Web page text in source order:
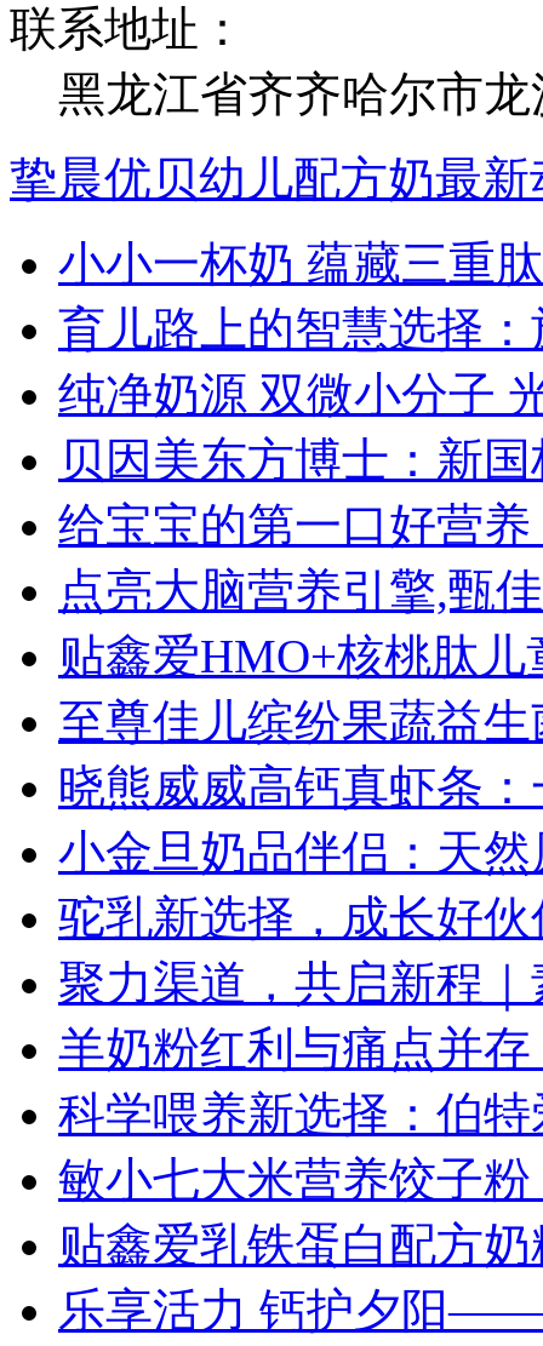
联系地址：
黑龙江省齐齐哈尔市
挚晨优贝幼儿配方奶最新
小小一杯奶 蕴藏三重
育儿路上的智慧选择
纯净奶源 双微小分子
贝因美东方博士：新
给宝宝的第一口好营
点亮大脑营养引擎,甄
贴鑫爱HMO+核桃肽
至尊佳儿缤纷果蔬益
晓熊威威高钙真虾条
小金旦奶品伴侣：天
驼乳新选择，成长好
聚力渠道，共启新程
羊奶粉红利与痛点并
科学喂养新选择：伯
敏小七大米营养饺子
贴鑫爱乳铁蛋白配方
乐享活力 钙护夕阳